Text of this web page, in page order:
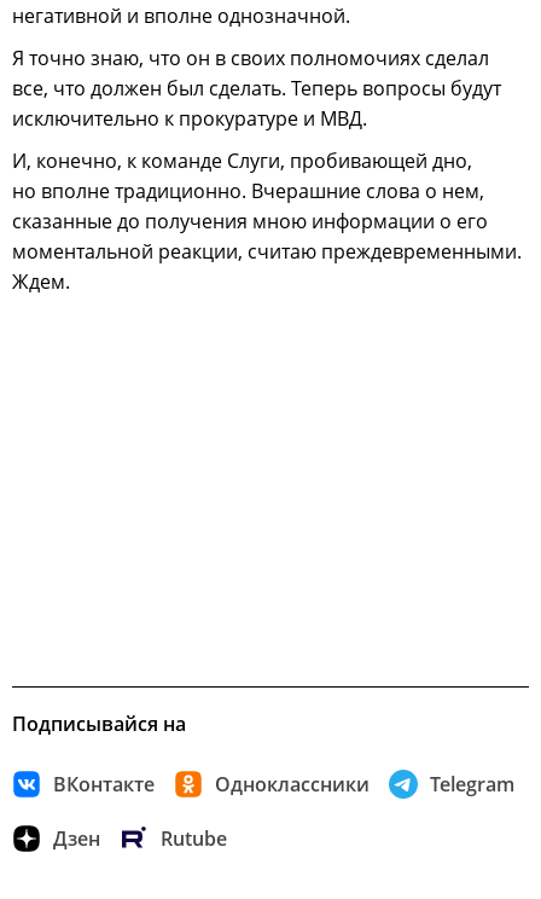
негативной и вполне однозначной.
Я точно знаю, что он в своих полномочиях сделал
все, что должен был сделать. Теперь вопросы будут
исключительно к прокуратуре и МВД.
И, конечно, к команде Слуги, пробивающей дно,
но вполне традиционно. Вчерашние слова о нем,
сказанные до получения мною информации о его
моментальной реакции, считаю преждевременными.
Ждем.
Подписывайся на
ВКонтакте Одноклассники Telegram
Дзен Rutube